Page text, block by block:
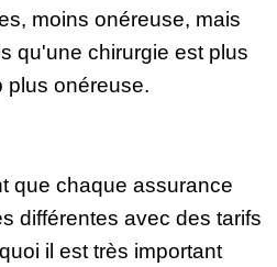
moins onéreuse, mais
qu'une chirurgie est plus
plus onéreuse.
que chaque assurance
différentes avec des tarifs
il est très important